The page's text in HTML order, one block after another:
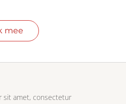
mee
sit amet, consectetur